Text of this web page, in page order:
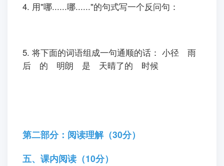
4. 用"哪......哪......"的句式写一个反问句：
5. 将下面的词语组成一句通顺的话： 小径 雨
后 的 明朗 是 天晴了的 时候
第二部分：阅读理解（30分）
五、课内阅读（10分）